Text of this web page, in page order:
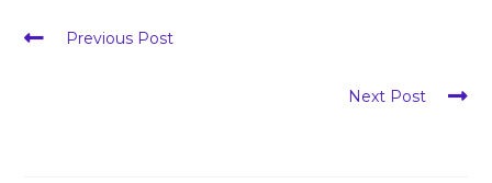
Read
Previous Post
Next Post